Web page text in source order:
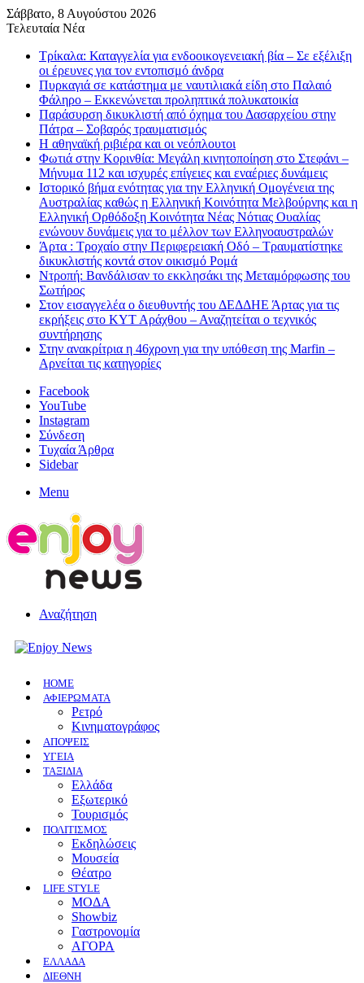
Σάββατο, 8 Αυγούστου 2026
Τελευταία Νέα
Τρίκαλα: Καταγγελία για ενδοοικογενειακή βία – Σε εξέλιξη
οι έρευνες για τον εντοπισμό άνδρα
Πυρκαγιά σε κατάστημα με ναυτιλιακά είδη στο Παλαιό
Φάληρο – Εκκενώνεται προληπτικά πολυκατοικία
Παράσυρση δικυκλιστή από όχημα του Δασαρχείου στην
Πάτρα – Σοβαρός τραυματισμός
Η αθηναϊκή ριβιέρα και οι νεόπλουτοι
Φωτιά στην Κορινθία: Μεγάλη κινητοποίηση στο Στεφάνι –
Μήνυμα 112 και ισχυρές επίγειες και εναέριες δυνάμεις
Ιστορικό βήμα ενότητας για την Ελληνική Ομογένεια της
Αυστραλίας καθώς η Ελληνική Κοινότητα Μελβούρνης και η
Ελληνική Ορθόδοξη Κοινότητα Νέας Νότιας Ουαλίας
ενώνουν δυνάμεις για το μέλλον των Ελληνοαυστραλών
Άρτα : Τροχαίο στην Περιφερειακή Οδό – Τραυματίστηκε
δικυκλιστής κοντά στον οικισμό Ρομά
Ντροπή: Βανδάλισαν το εκκλησάκι της Μεταμόρφωσης του
Σωτήρος
Στον εισαγγελέα ο διευθυντής του ΔΕΔΔΗΕ Άρτας για τις
εκρήξεις στο ΚΥΤ Αράχθου – Αναζητείται ο τεχνικός
συντήρησης
Στην ανακρίτρια η 46χρονη για την υπόθεση της Marfin –
Αρνείται τις κατηγορίες
Facebook
YouTube
Instagram
Σύνδεση
Τυχαία Άρθρα
Sidebar
Menu
Αναζήτηση
HOME
ΑΦΙΕΡΩΜΑΤΑ
Ρετρό
Κινηματογράφος
ΑΠΟΨΕΙΣ
ΥΓΕΙΑ
ΤΑΞΙΔΙΑ
Ελλάδα
Εξωτερικό
Τουρισμός
ΠΟΛΙΤΙΣΜΟΣ
Eκδηλώσεις
Mουσεία
Θέατρο
LIFE STYLE
ΜΟΔΑ
Showbiz
Γαστρονομία
ΑΓΟΡΑ
ΕΛΛΆΔΑ
ΔΙΕΘΝΉ